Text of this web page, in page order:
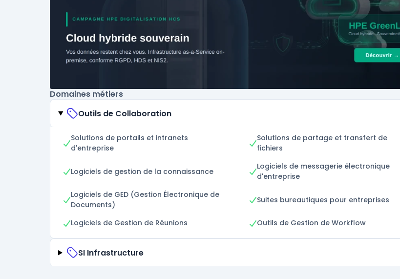
Domaines métiers
Outils de Collaboration
Solutions de portails et intranets
d'entreprise
Solutions de partage et transfert de
fichiers
Logiciels de gestion de la connaissance
Logiciels de messagerie électronique
d'entreprise
Logiciels de GED (Gestion Électronique de
Documents)
Suites bureautiques pour entreprises
Logiciels de Gestion de Réunions Outils de Gestion de Workflow
SI Infrastructure